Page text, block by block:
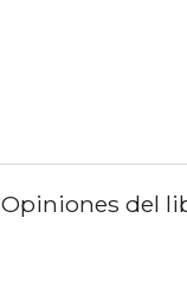
Opiniones del